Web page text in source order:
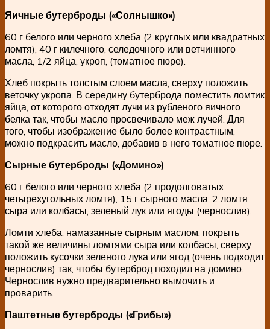
Яичные бутерброды («Солнышко»)
60 г белого или черного хлеба (2 круглых или квадратных
ломтя), 40 г килечного, селедочного или ветчинного
масла, 1/2 яйца, укроп, (томатное пюре).
Хлеб покрыть толстым слоем масла, сверху положить
веточку укропа. В середину бутерброда поместить ломтик
яйца, от которого отходят лучи из рубленого яичного
белка так, чтобы масло просвечивало меж лучей. Для
того, чтобы изображение было более контрастным,
можно подкрасить масло, добавив в него томатное пюре.
Сырные бутерброды («Домино»)
60 г белого или черного хлеба (2 продолговатых
четырехугольных ломтя), 15 г сырного масла, 2 ломтя
сыра или колбасы, зеленый лук или ягоды (чернослив).
Ломти хлеба, намазанные сырным маслом, покрыть
такой же величины ломтями сыра или колбасы, сверху
положить кусочки зеленого лука или ягод (очень подходит
чернослив) так, чтобы бутерброд походил на домино.
Чернослив нужно предварительно вымочить и
проварить.
Паштетные бутерброды («Грибы»)